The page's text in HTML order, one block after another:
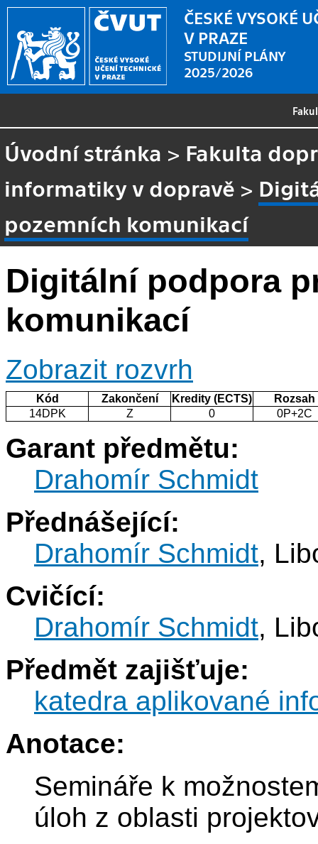
ČESKÉ VYSOKÉ
V PRAZE
STUDIJNÍ PLÁNY
2025/2026
Úvodní stránka > Fakulta
informatiky v dopravě >
pozemních komunikací
Digitální podpora
komunikací
Zobrazit rozvrh
Kód Zakončení Kredity (ECTS)
Rozsah
14DPK
Z 0 0P+2C
Garant předmětu:
Drahomír Schmidt
Přednášející:
Drahomír Schmidt,
Cvičící:
Drahomír Schmidt,
Předmět zajišťuje:
katedra aplikované
Anotace:
Semináře k
úloh z oblasti